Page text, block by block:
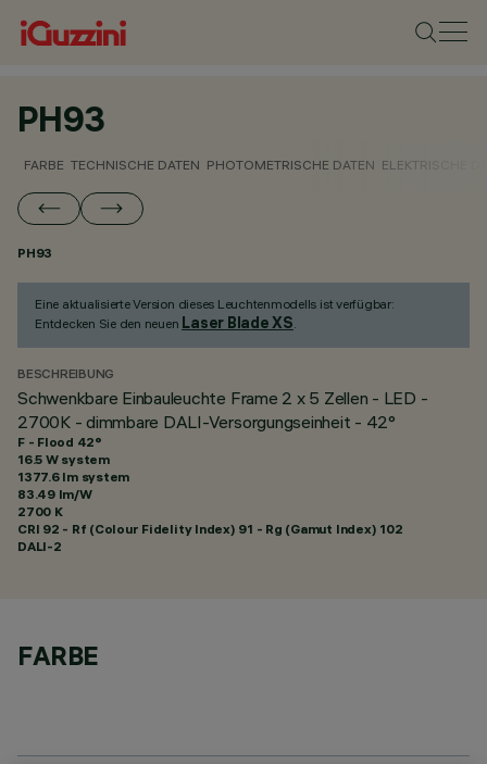
PH93
FARBE TECHNISCHE DATEN PHOTOMETRISCHE DATEN ELEKTRISCHE
PH93
Eine aktualisierte Version dieses Leuchtenmodells ist verfügbar:
Entdecken Sie den neuen Laser Blade XS.
BESCHREIBUNG
Schwenkbare Einbauleuchte Frame 2 x 5 Zellen - LED -
2700K - dimmbare DALI-Versorgungseinheit - 42°
F - Flood 42°
16.5 W system
1377.6 lm system
83.49 lm/W
2700 K
CRI 92 - Rf (Colour Fidelity Index) 91 - Rg (Gamut Index) 102
DALI-2
FARBE